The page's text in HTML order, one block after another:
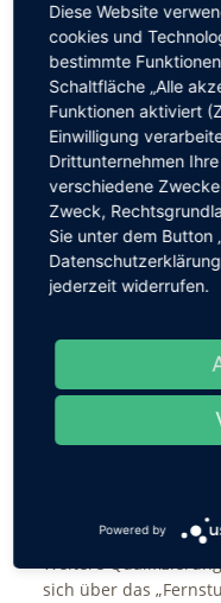
Der Bedarf an
aus der ständig
an den
Tatsache, dass rund
den nächsten zehn
erreicht. Insgesamt
Lehrkräfte an den
tätig.
Mit einer
gestartet wurde,
Waldorfschulen
an tätige
nach einem
Qualifikation des
erwerben als auch
für die
Weitere
sich über das
Diese Website
cookies und
bestimmte
Schaltfläche „Alle
Funktionen aktiviert
Einwilligung
Drittunternehmen
verschiedene
Zweck,
Sie unter dem Button
jederzeit widerrufen.
Powered by